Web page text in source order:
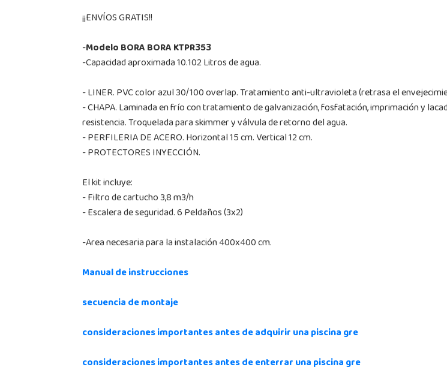
¡¡ENVÍOS GRATIS!!
-Modelo BORA BORA KTPR353
-Capacidad aproximada 10.102 Litros de agua.
- LINER. PVC color azul 30/100 overlap. Tratamiento anti-ultravioleta (retrasa el
- CHAPA. Laminada en frío con tratamiento de galvanización, fosfatación, imprimación y
resistencia. Troquelada para skimmer y válvula de retorno del agua.
- PERFILERIA DE ACERO. Horizontal 15 cm. Vertical 12 cm.
- PROTECTORES INYECCIÓN.
El kit incluye:
- Filtro de cartucho 3,8 m3/h
- Escalera de seguridad. 6 Peldaños (3x2)
-Area necesaria para la instalación 400x400 cm.
Manual de instrucciones
secuencia de montaje
consideraciones importantes antes de adquirir una piscina gre
consideraciones importantes antes de enterrar una piscina gre